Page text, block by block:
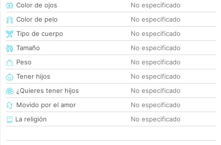
Color de ojos
No especificado
Color de pelo
No especificado
Tipo de cuerpo
No especificado
Tamaño
No especificado
Peso
No especificado
Tener hijos
No especificado
¿Quieres tener hijos
No especificado
Movido por el amor
No especificado
La religión
No especificado